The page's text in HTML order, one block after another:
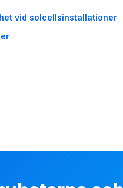
vid solcellsinstallationer